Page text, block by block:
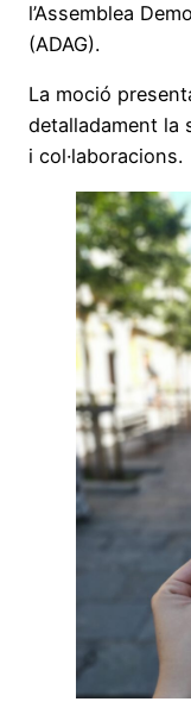
l’Assemblea
(ADAG).
La moció
detalladament la
i col·laboracions.